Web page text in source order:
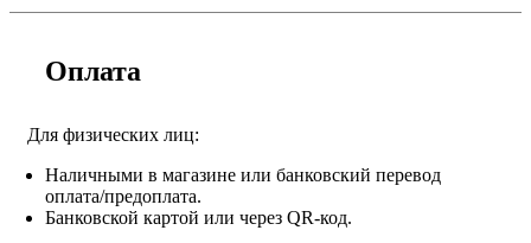
Оплата
Для физических лиц:
Наличными в магазине или банковский перевод
оплата/предоплата.
Банковской картой или через QR-код.